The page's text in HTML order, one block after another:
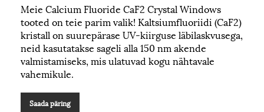
Meie Calcium Fluoride CaF2 Crystal Windows
tooted on teie parim valik! Kaltsiumfluoriidi (CaF2)
kristall on suurepärase UV-kiirguse läbilaskvusega,
neid kasutatakse sageli alla 150 nm akende
valmistamiseks, mis ulatuvad kogu nähtavale
vahemikule.
Saada päring